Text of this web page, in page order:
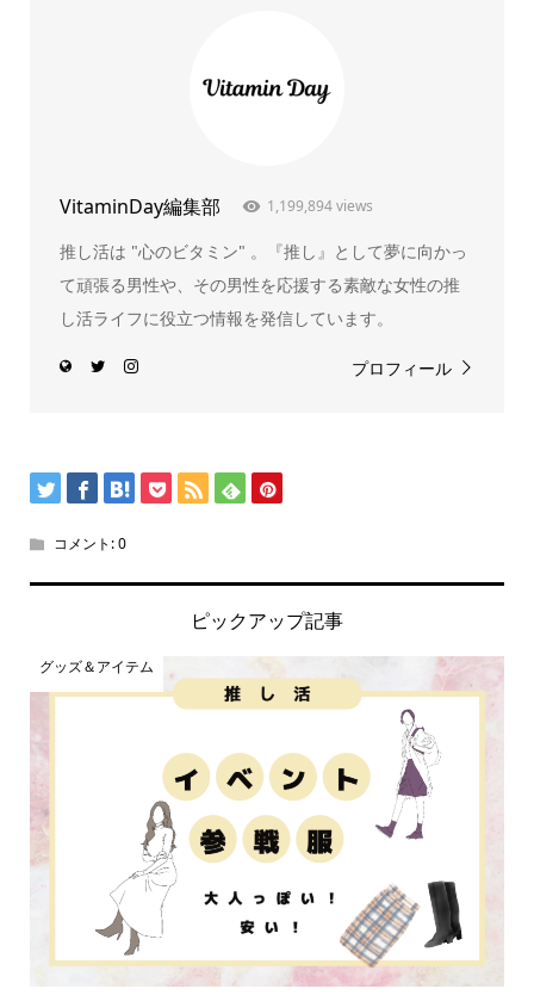
VitaminDay編集部 1,199,894 views
推し活は "心のビタミン" 。『推し』として夢に向かっ
て頑張る男性や、その男性を応援する素敵な女性の推
し活ライフに役立つ情報を発信しています。
プロフィール
コメント:0
ピックアップ記事
グッズ＆アイテム